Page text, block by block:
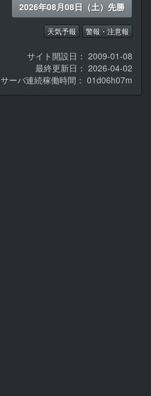
2026年08月08日（土）先勝
天気予報 警報・注意報
サイト開設日： 2009-01-08
最終更新日： 2026-04-02
サーバ連続稼働時間： 01d06h07m